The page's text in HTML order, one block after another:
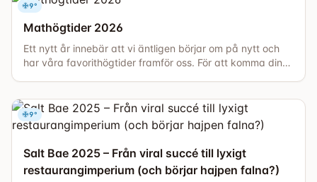
9°
Mathögtider 2026
Ett nytt år innebär att vi äntligen börjar om på nytt och
har våra favorithögtider framför oss. För att komma dina
mathögtider och andra högtider som vi relaterar till
umgänge. Planera för god framförhållning och [...]
9°
Salt Bae 2025 – Från viral succé till lyxigt
restaurangimperium (och börjar hajpen falna?)